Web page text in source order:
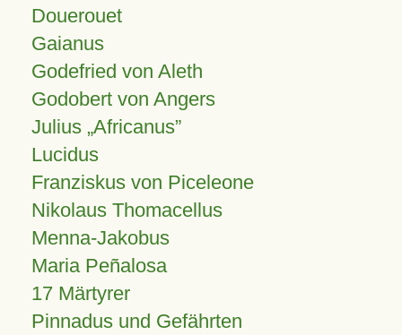
Douerouet
Gaianus
Godefried von Aleth
Godobert von Angers
Julius Africanus
Lucidus
Franziskus von Piceleone
Nikolaus Thomacellus
Menna-Jakobus
Maria Peñalosa
17 Märtyrer
Pinnadus und Gefährten